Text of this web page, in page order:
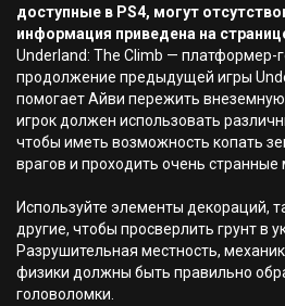
доступные в PS4, могут
информация приведена на
Underland: The Climb — платформер-
продолжение предыдущей игры
помогает Айви пережить внеземную
игрок должен использовать
чтобы иметь возможность копать
врагов и проходить очень странные
Используйте элементы декораций,
другие, чтобы просверлить грунт в
Разрушительная местность,
физики должны быть правильно
головоломки.